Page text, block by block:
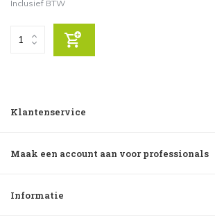
Inclusief BTW
Klantenservice
Maak een account aan voor professionals
Informatie